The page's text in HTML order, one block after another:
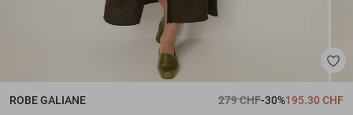
ROBEGALIANE 279 CHF-30%195.30 CHF